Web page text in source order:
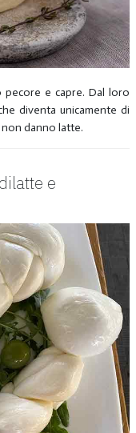
pecore e capre. Dal loro
diventa unicamente di
danno latte.
e